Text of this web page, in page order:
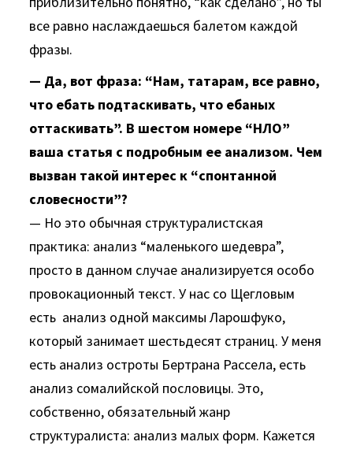
все равно наслаждаешься балетом каждой
фразы.
— Да, вот фраза: “Нам, татарам, все равно,
что ебать подтаскивать, что ебаных
оттаскивать”. В шестом номере “НЛО”
ваша статья с подробным ее анализом. Чем
вызван такой интерес к “спонтанной
словесности”?
— Но это обычная структуралистская
практика: анализ “маленького шедевра”,
просто в данном случае анализируется особо
провокационный текст. У нас со Щегловым
есть анализ одной максимы Ларошфуко,
который занимает шестьдесят страниц. У меня
есть анализ остроты Бертрана Рассела, есть
анализ сомалийской пословицы. Это,
собственно, обязательный жанр
структуралиста: анализ малых форм. Кажется